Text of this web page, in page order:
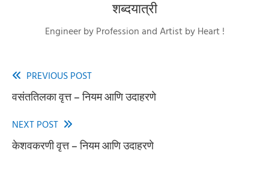
शब्दयात्री
Engineer by Profession and Artist by Heart !
Read
more
articles
PREVIOUS POST
वसंततिलका वृत्त – नियम आणि उदाहरणे
NEXT POST
केशवकरणी वृत्त – नियम आणि उदाहरणे